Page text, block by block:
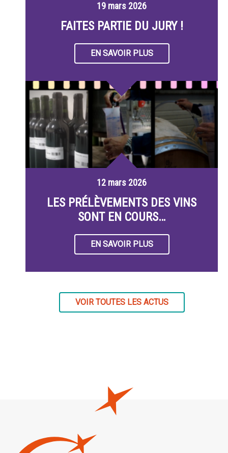
19 mars 2026
FAITES PARTIE DU JURY !
EN SAVOIR PLUS
12 mars 2026
LES PRÉLÈVEMENTS DES VINS
SONT EN COURS…
EN SAVOIR PLUS
VOIR TOUTES LES ACTUS